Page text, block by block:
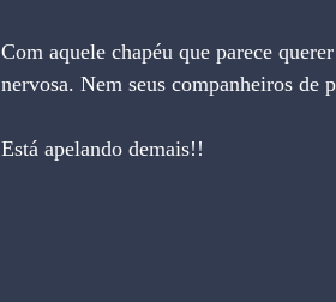
Com aquele chapéu que parece
nervosa. Nem seus companheiros de
Está apelando demais!!